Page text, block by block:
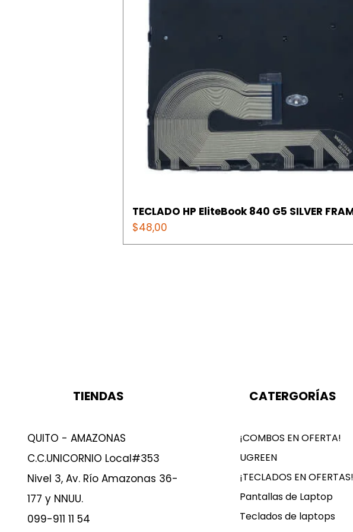
TECLADO HP EliteBook 840 G5 SILVER
Precio
$48,00
TIENDAS
QUITO - AMAZONAS
C.C.UNICORNIO Local#353
Nivel 3, Av. Río Amazonas 36-
177 y NNUU.
099-911 11 54
CATERGORÍAS
¡COMBOS EN OFERTA!
UGREEN
¡TECLADOS EN OFERTAS!
Pantallas de Laptop
Teclados de laptops